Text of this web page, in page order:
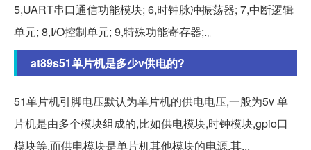
5,UART串口通信功能模块; 6,时钟脉冲振荡器; 7,中断逻辑
单元; 8,I/O控制单元; 9,特殊功能寄存器;.。
at89s51单片机是多少v供电的?
51单片机引脚电压默认为单片机的供电电压,一般为5v 单
片机是由多个模块组成的,比如供电模块,时钟模块,gpio口
模块等,而供电模块是单片机其他模块的电源,其...